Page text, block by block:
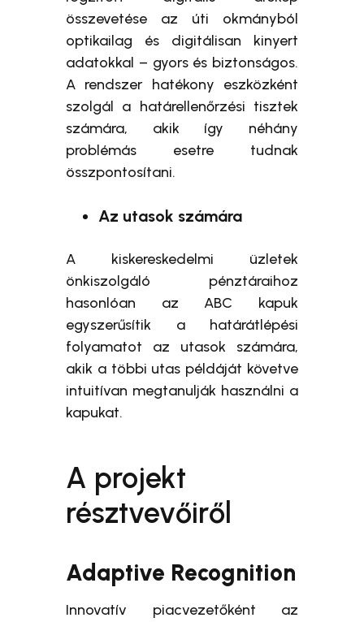
összevetése az úti okmányból
optikailag és digitálisan kinyert
adatokkal – gyors és biztonságos.
A rendszer hatékony eszközként
szolgál a határellenőrzési tisztek
számára, akik így néhány
problémás esetre tudnak
összpontosítani.
Az utasok számára
A kiskereskedelmi üzletek
önkiszolgáló pénztáraihoz
hasonlóan az ABC kapuk
egyszerűsítik a határátlépési
folyamatot az utasok számára,
akik a többi utas példáját követve
intuitívan megtanulják használni a
kapukat.
A projekt
résztvevőiről
Adaptive Recognition
Innovatív piacvezetőként az